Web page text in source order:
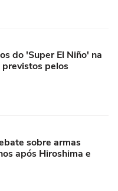
do 'Super El Niño' na
pelos
sobre armas
após Hiroshima e